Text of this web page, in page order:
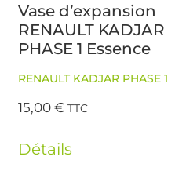
Vase d’expansion
RENAULT KADJAR
PHASE 1 Essence
RENAULT KADJAR PHASE 1
15,00€ TTC
Détails